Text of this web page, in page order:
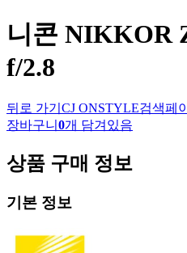
니콘 NIKKOR
f/2.8
뒤로 가기 CJ ONSTYLE검색페
장바구니 0개 담겨있음
상품 구매 정보
기본 정보